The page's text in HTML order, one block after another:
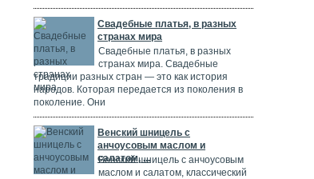
Свадебные платья, в разных
странах мира
Свадебные платья, в разных
странах мира. Свадебные
традиции разных стран — это как история
народов. Которая передается из поколения в
поколение. Они
Венский шницель с
анчоусовым маслом и
салатом, ...
Венский шницель с анчоусовым
маслом и салатом, классический